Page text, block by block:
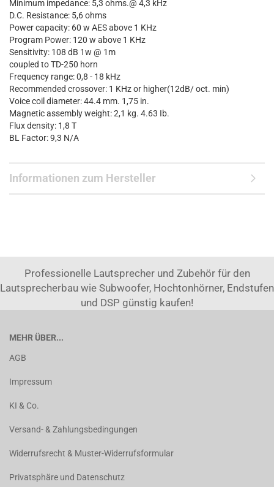
Minimum impedance: 5,3 ohms.@ 4,3 kHz
D.C. Resistance: 5,6 ohms
Power capacity: 60 w AES above 1 KHz
Program Power: 120 w above 1 KHz
Sensitivity: 108 dB 1w @ 1m
coupled to TD-250 horn
Frequency range: 0,8 - 18 kHz
Recommended crossover: 1 KHz or higher(12dB/ oct. min)
Voice coil diameter: 44.4 mm. 1,75 in.
Magnetic assembly weight: 2,1 kg. 4.63 Ib.
Flux density: 1,8 T
BL Factor: 9,3 N/A
Informationen zum Hersteller
Professionelle Lautsprecher und Zubehör für den
Lautsprecherbau wie Subwoofer, Hochtonhörner, Endstufen
und DSP günstig kaufen!
MEHR ÜBER...
AGB
Impressum
KI & Co.
Versand- & Zahlungsbedingungen
Widerrufsrecht & Muster-Widerrufsformular
Privatsphäre und Datenschutz